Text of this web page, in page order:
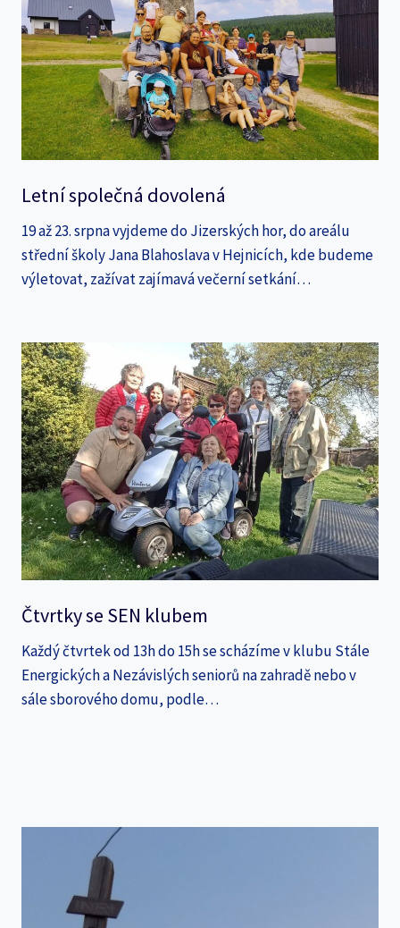
Letní společná dovolená
19 až 23. srpna vyjdeme do Jizerských hor, do areálu
střední školy Jana Blahoslava v Hejnicích, kde budeme
výletovat, zažívat zajímavá večerní setkání…
Čtvrtky se SEN klubem
Každý čtvrtek od 13h do 15h se scházíme v klubu Stále
Energických a Nezávislých seniorů na zahradě nebo v
sále sborového domu, podle…